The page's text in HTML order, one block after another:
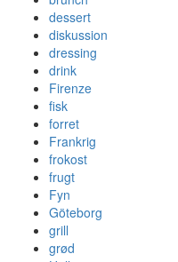
dessert
diskussion
dressing
drink
Firenze
fisk
forret
Frankrig
frokost
frugt
Fyn
Göteborg
grill
grød